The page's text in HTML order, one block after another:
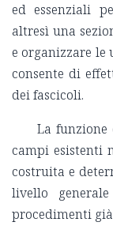
ed essenziali
altresì una
e organizzare le
consente di
dei fascicoli.
La
campi esistenti
costruita e
livello
procedimenti